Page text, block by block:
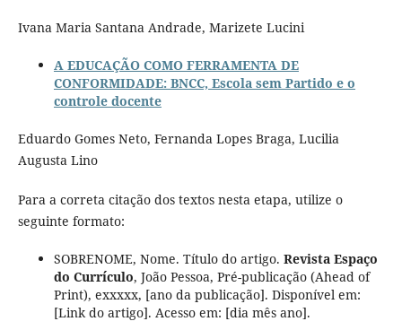
Ivana Maria Santana Andrade, Marizete Lucini
A EDUCAÇÃO COMO FERRAMENTA DE
CONFORMIDADE: BNCC, Escola sem Partido e o
controle docente
Eduardo Gomes Neto, Fernanda Lopes Braga, Lucilia
Augusta Lino
Para a correta citação dos textos nesta etapa, utilize o
seguinte formato:
SOBRENOME, Nome. Título do artigo. Revista Espaço
do Currículo, João Pessoa, Pré-publicação (Ahead of
Print), exxxxx, [ano da publicação]. Disponível em:
[Link do artigo]. Acesso em: [dia mês ano].